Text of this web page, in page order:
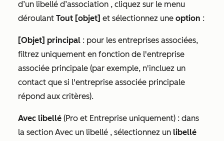
d’un libellé d’association , cliquez sur le menu
déroulant Tout [objet] et sélectionnez une option :
[Objet] principal : pour les entreprises associées,
filtrez uniquement en fonction de l'entreprise
associée principale (par exemple, n'incluez un
contact que si l'entreprise associée principale
répond aux critères).
Avec libellé (Pro et Entreprise uniquement) : dans
la section Avec un libellé , sélectionnez un libellé